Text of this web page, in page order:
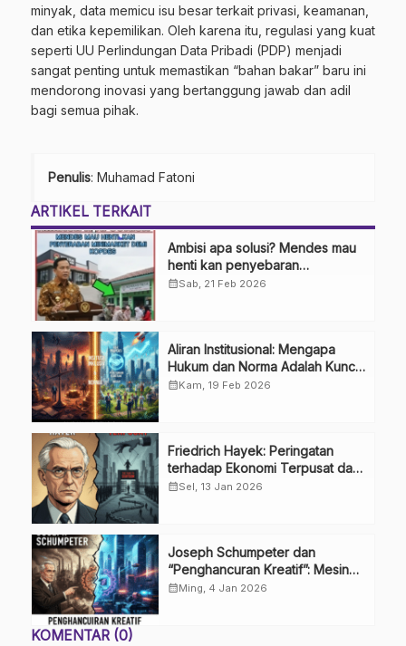
minyak, data memicu isu besar terkait privasi, keamanan,
dan etika kepemilikan. Oleh karena itu, regulasi yang kuat
seperti UU Perlindungan Data Pribadi (PDP) menjadi
sangat penting untuk memastikan “bahan bakar” baru ini
mendorong inovasi yang bertanggung jawab dan adil
bagi semua pihak.
Penulis: Muhamad Fatoni
ARTIKEL TERKAIT
Ambisi apa solusi? Mendes mau
henti kan penyebaran
minimarket demi kopdes.
calendar_monthSab, 21 Feb 2026
Aliran Institusional: Mengapa
Hukum dan Norma Adalah Kunci
Ekonomi? 🏛️
calendar_monthKam, 19 Feb 2026
Friedrich Hayek: Peringatan
terhadap Ekonomi Terpusat dan
Bahaya Jalan Menuju
calendar_monthSel, 13 Jan 2026
Joseph Schumpeter dan
“Penghancuran Kreatif”: Mesin
Utama Inovasi Kapitalis 🚀
calendar_monthMing, 4 Jan 2026
KOMENTAR (0)